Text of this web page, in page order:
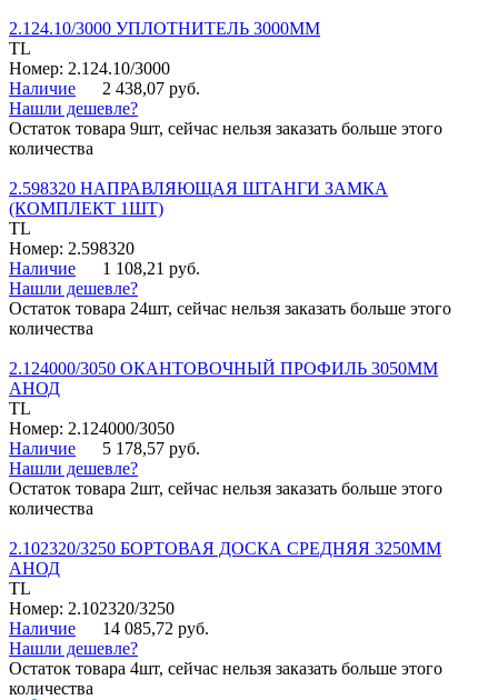
2.124.10/3000 УПЛОТНИТЕЛЬ 3000ММ
TL
Номер: 2.124.10/3000
Наличие
2 438,07 руб.
Нашли дешевле?
Остаток товара 9шт, сейчас нельзя заказать больше этого
количества
2.598320 НАПРАВЛЯЮЩАЯ ШТАНГИ ЗАМКА
(КОМПЛЕКТ 1ШТ)
TL
Номер: 2.598320
Наличие
1 108,21 руб.
Нашли дешевле?
Остаток товара 24шт, сейчас нельзя заказать больше этого
количества
2.124000/3050 ОКАНТОВОЧНЫЙ ПРОФИЛЬ 3050ММ
АНОД
TL
Номер: 2.124000/3050
Наличие
5 178,57 руб.
Нашли дешевле?
Остаток товара 2шт, сейчас нельзя заказать больше этого
количества
2.102320/3250 БОРТОВАЯ ДОСКА СРЕДНЯЯ 3250ММ
АНОД
TL
Номер: 2.102320/3250
Наличие
14 085,72 руб.
Нашли дешевле?
Остаток товара 4шт, сейчас нельзя заказать больше этого
количества